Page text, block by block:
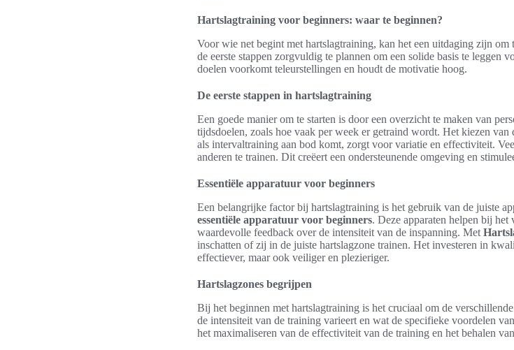
Hartslagtraining voor beginners: waar te beginnen?
Voor wie net begint met hartslagtraining, kan het een uitdaging zijn om
de eerste stappen zorgvuldig te plannen om een solide basis te leggen
doelen voorkomt teleurstellingen en houdt de motivatie hoog.
De eerste stappen in hartslagtraining
Een goede manier om te starten is door een overzicht te maken van
tijdsdoelen, zoals hoe vaak per week er getraind wordt. Het kiezen
als intervaltraining aan bod komt, zorgt voor variatie en effectiviteit.
anderen te trainen. Dit creëert een ondersteunende omgeving en
Essentiële apparatuur voor beginners
Een belangrijke factor bij hartslagtraining is het gebruik van de juiste
essentiële apparatuur voor beginners. Deze apparaten helpen bij
waardevolle feedback over de intensiteit van de inspanning. Met
inschatten of zij in de juiste hartslagzone trainen. Het investeren in
effectiever, maar ook veiliger en plezieriger.
Hartslagzones begrijpen
Bij het beginnen met hartslagtraining is het cruciaal om de
de intensiteit van de training varieert en wat de specifieke voordelen
het maximaliseren van de effectiviteit van de training en het behalen